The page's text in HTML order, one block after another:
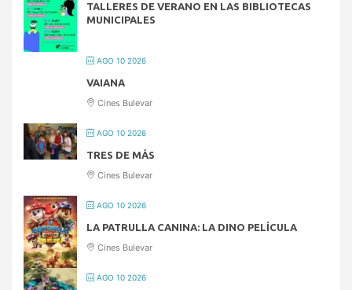
TALLERES DE VERANO EN LAS BIBLIOTECAS
MUNICIPALES
AGO 10 2026
VAIANA
Cines Bulevar
AGO 10 2026
TRES DE MÁS
Cines Bulevar
AGO 10 2026
LA PATRULLA CANINA: LA DINO PELÍCULA
Cines Bulevar
AGO 10 2026